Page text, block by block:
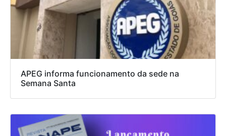
APEG informa funcionamento da sede na
Semana Santa